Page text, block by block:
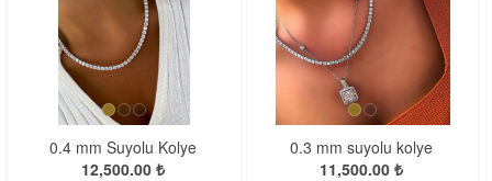
0.3 mm suyolu kolye
11,500.00 ₺
0.2 mm SuYolu Kolye
8,500.00 ₺